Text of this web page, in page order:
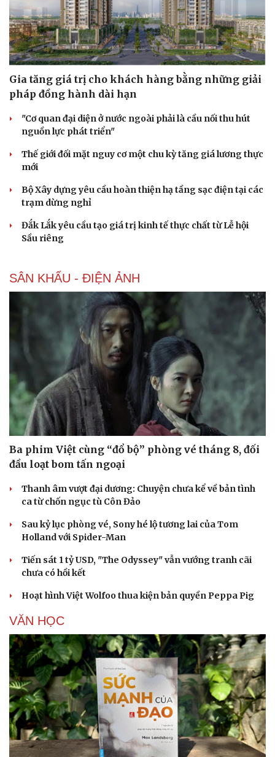
Gia tăng giá trị cho khách hàng bằng những giải
pháp đồng hành dài hạn
"Cơ quan đại diện ở nước ngoài phải là cầu nối thu hút
nguồn lực phát triển"
Thế giới đối mặt nguy cơ một chu kỳ tăng giá lương thực
mới
Bộ Xây dựng yêu cầu hoàn thiện hạ tầng sạc điện tại các
trạm dừng nghỉ
Đắk Lắk yêu cầu tạo giá trị kinh tế thực chất từ Lễ hội
Sầu riêng
SÂN KHẤU - ĐIỆN ẢNH
Ba phim Việt cùng “đổ bộ” phòng vé tháng 8, đối
đầu loạt bom tấn ngoại
Thanh âm vượt đại dương: Chuyện chưa kể về bản tình
ca từ chốn ngục tù Côn Đảo
Sau kỷ lục phòng vé, Sony hé lộ tương lai của Tom
Holland với Spider-Man
Tiến sát 1 tỷ USD, "The Odyssey" vẫn vướng tranh cãi
chưa có hồi kết
Hoạt hình Việt Wolfoo thua kiện bản quyền Peppa Pig
VĂN HỌC